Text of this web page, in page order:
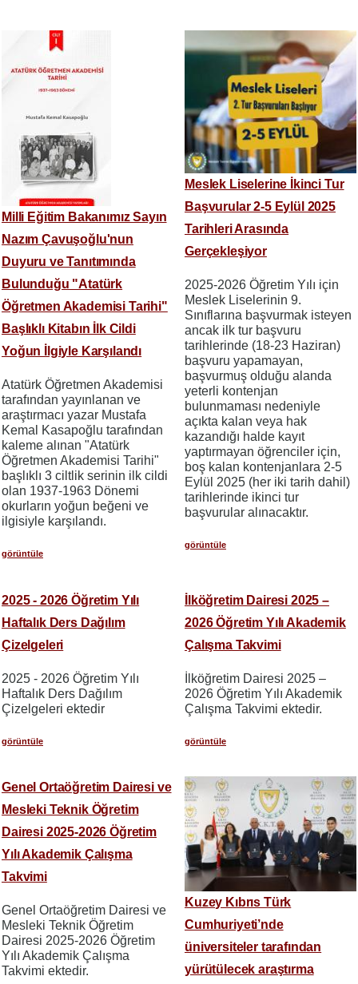
Milli Eğitim Bakanımız Sayın
Nazım Çavuşoğlu'nun
Duyuru ve Tanıtımında
Bulunduğu "Atatürk
Öğretmen Akademisi Tarihi"
Başlıklı Kitabın İlk Cildi
Yoğun İlgiyle Karşılandı
Atatürk Öğretmen Akademisi
tarafından yayınlanan ve
araştırmacı yazar Mustafa
Kemal Kasapoğlu tarafından
kaleme alınan "Atatürk
Öğretmen Akademisi Tarihi"
başlıklı 3 ciltlik serinin ilk cildi
olan 1937-1963 Dönemi
okurların yoğun beğeni ve
ilgisiyle karşılandı.
görüntüle
Meslek Liselerine İkinci Tur
Başvurular 2-5 Eylül 2025
Tarihleri Arasında
Gerçekleşiyor
2025-2026 Öğretim Yılı için
Meslek Liselerinin 9.
Sınıflarına başvurmak isteyen
ancak ilk tur başvuru
tarihlerinde (18-23 Haziran)
başvuru yapamayan,
başvurmuş olduğu alanda
yeterli kontenjan
bulunmaması nedeniyle
açıkta kalan veya hak
kazandığı halde kayıt
yaptırmayan öğrenciler için,
boş kalan kontenjanlara 2-5
Eylül 2025 (her iki tarih dahil)
tarihlerinde ikinci tur
başvurular alınacaktır.
görüntüle
2025 - 2026 Öğretim Yılı
Haftalık Ders Dağılım
Çizelgeleri
2025 - 2026 Öğretim Yılı
Haftalık Ders Dağılım
Çizelgeleri ektedir
görüntüle
İlköğretim Dairesi 2025 –
2026 Öğretim Yılı Akademik
Çalışma Takvimi
İlköğretim Dairesi 2025 –
2026 Öğretim Yılı Akademik
Çalışma Takvimi ektedir.
görüntüle
Genel Ortaöğretim Dairesi ve
Mesleki Teknik Öğretim
Dairesi 2025-2026 Öğretim
Yılı Akademik Çalışma
Takvimi
Genel Ortaöğretim Dairesi ve
Mesleki Teknik Öğretim
Dairesi 2025-2026 Öğretim
Yılı Akademik Çalışma
Takvimi ektedir.
Kuzey Kıbrıs Türk
Cumhuriyeti’nde
üniversiteler tarafından
yürütülecek araştırma